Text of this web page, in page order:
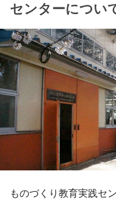
センターについ
ものづくり教育実践セ